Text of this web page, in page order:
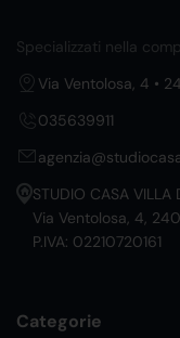
Specializzati nella
Via Ventolosa, 4 •
035639911
STUDIO CASA VILLA
Via Ventolosa, 4,
P.IVA: 02210720161
Categorie